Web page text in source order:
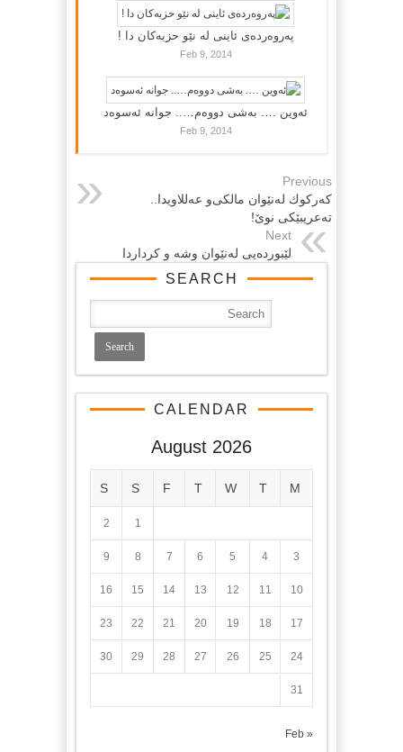
پەروەردەی ئاینی لە نێو حزبەکان دا !
Feb 9, 2014
ئەوین …. بەشی دووەم….. جوانە ئەسوەد
Feb 9, 2014
Previous
كه‌ركوك له‌نێوان مالكی‌و عه‌للاویدا..
ته‌عریبێكی نوێ!
Next
لێبوردەیی لەنێوان وشە و کرداردا
SEARCH
CALENDAR
August 2026
M
T
W
T
F
S
S
1
2
3
4
5
6
7
8
9
10
11
12
13
14
15
16
17
18
19
20
21
22
23
24
25
26
27
28
29
30
31
« Feb